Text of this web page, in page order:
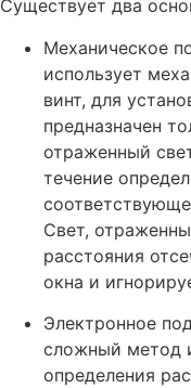
Существует два
Механическое
использует
винт, для
предназначен
отраженный
течение
Свет,
расстояния
окна и
Электронное
сложный метод
определения